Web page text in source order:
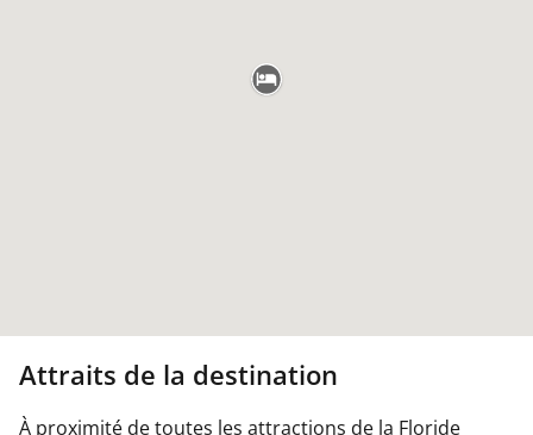
Attraits de la destination
À proximité de toutes les attractions de la Floride